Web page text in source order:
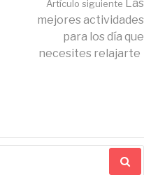
Artículo siguiente Las
mejores actividades
para los día que
necesites relajarte